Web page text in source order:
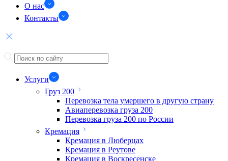
О нас
Контакты
Услуги
Груз 200
Перевозка тела умершего в другую страну
Авиаперевозка груза 200
Перевозка груза 200 по России
Кремация
Кремация в Люберцах
Кремация в Реутове
Кремация в Воскресенске